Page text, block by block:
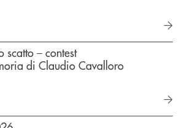
scatto – contest
di Claudio Cavalloro